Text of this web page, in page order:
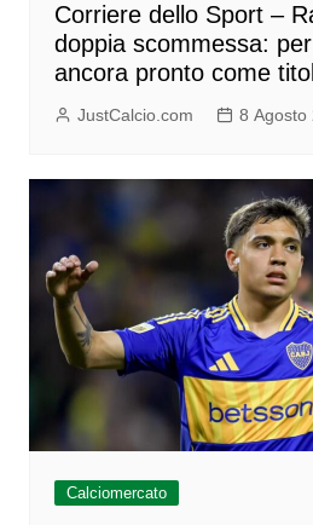
Corriere dello Sport –
doppia scommessa:
ancora pronto come
JustCalcio.com 8 Agosto
Calciomercato